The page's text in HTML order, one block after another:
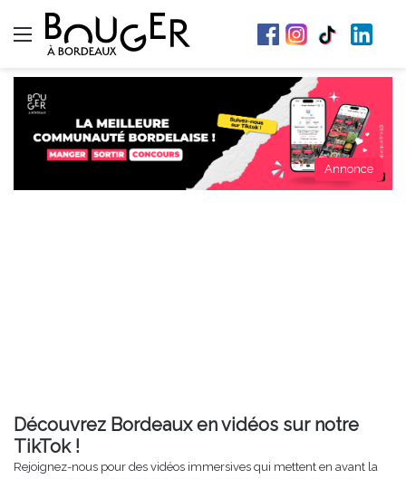
Menu
Annonce
Découvrez Bordeaux en vidéos sur notre
TikTok !
Rejoignez-nous pour des vidéos immersives qui mettent en avant la